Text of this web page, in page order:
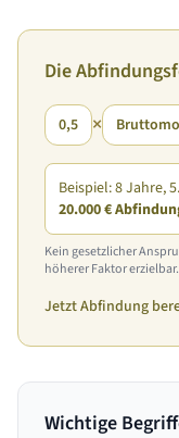
Die
0,5 ×
Beispiel: 8 Jahre,
20.000 €
Kein gesetzlicher
höherer Faktor erzielbar.
Jetzt Abfindung
Wichtige